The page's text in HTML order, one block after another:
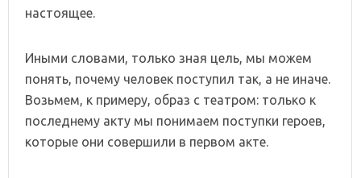
настоящее.
Иными словами, только зная цель, мы можем
понять, почему человек поступил так, а не иначе.
Возьмем, к примеру, образ с театром: только к
последнему акту мы понимаем поступки героев,
которые они совершили в первом акте.